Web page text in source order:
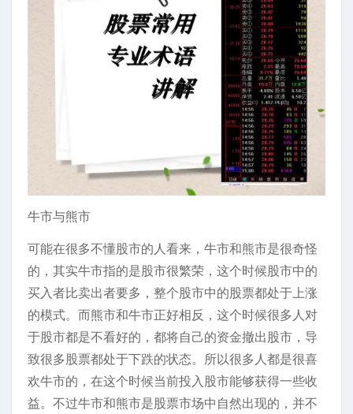
牛市与熊市
可能在很多不懂股市的人看来，牛市和熊市是很奇怪
的，其实牛市指的是股市很繁荣，这个时候股市中的
买入者比卖出者要多，整个股市中的股票都处于上涨
的模式。而熊市和牛市正好相反，这个时候很多人对
于股市都是不看好的，都将自己的资金撤出股市，导
致很多股票都处于下跌的状态。所以很多人都是很喜
欢牛市的，在这个时候当前投入股市能够获得一些收
益。不过牛市和熊市是股票市场中自然出现的，并不